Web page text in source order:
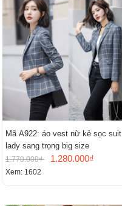
Mã A922: áo vest nữ kẻ sọc suit
lady sang trọng big size
1.770.000₫ 1.280.000₫
Xem: 1602